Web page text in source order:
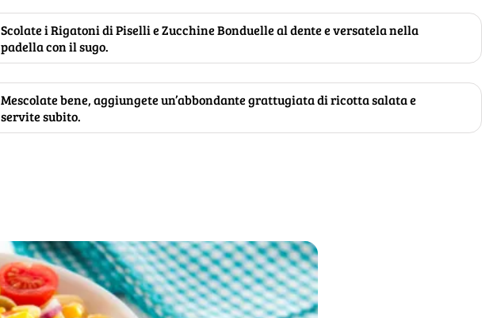
Scolate i Rigatoni di Piselli e Zucchine Bonduelle al dente e versatela nella
padella con il sugo.
Mescolate bene, aggiungete un’abbondante grattugiata di ricotta salata e
servite subito.